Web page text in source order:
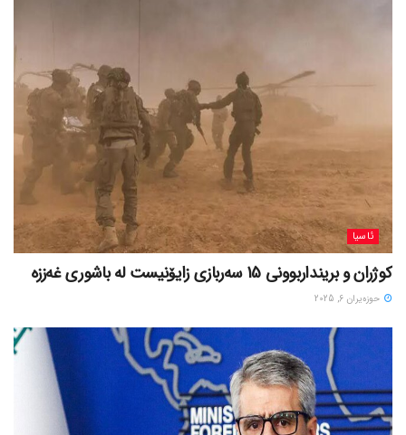
ئاسیا
کوژران و برینداربوونی 15 سەربازی زایۆنیست لە باشوری غەززە
حوزه‌یران 6, 2025